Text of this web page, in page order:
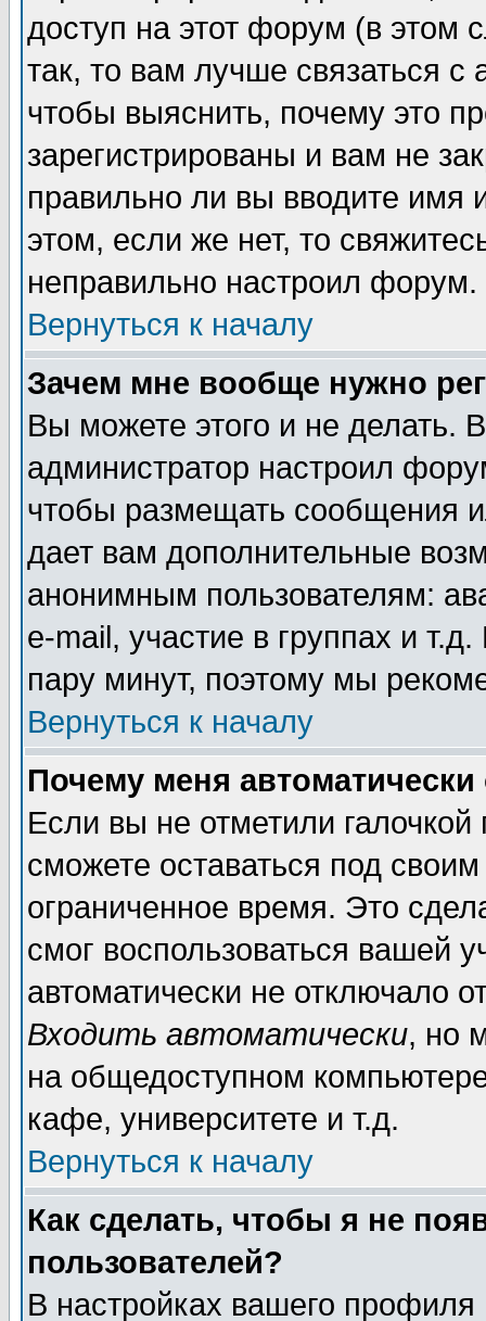
доступ на этот форум (в этом
так, то вам лучше связаться
чтобы выяснить, почему это
зарегистрированы и вам не
правильно ли вы вводите
этом, если же нет, то
неправильно настроил форум.
Вернуться к началу
Зачем мне вообще нужно
Вы можете этого и не делать.
администратор настроил
чтобы размещать сообщения
дает вам дополнительные
анонимным пользователям:
e-mail, участие в группах и
пару минут, поэтому мы
Вернуться к началу
Почему меня автоматически
Если вы не отметили галочкой
сможете оставаться под
ограниченное время. Это
смог воспользоваться вашей
автоматически не отключало
Входить автоматически, но
на общедоступном
кафе, университете и т.д.
Вернуться к началу
Как сделать, чтобы я не
пользователей?
В настройках вашего